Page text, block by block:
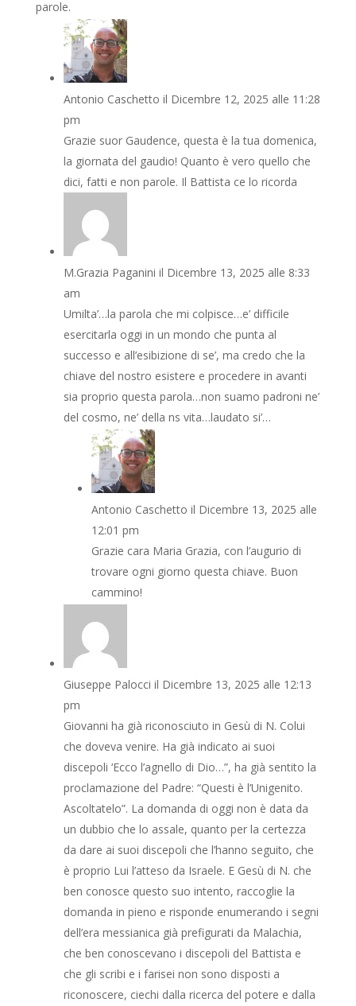
parole.
Antonio Caschetto il Dicembre 12, 2025 alle 11:28
pm
Grazie suor Gaudence, questa è la tua domenica,
la giornata del gaudio! Quanto è vero quello che
dici, fatti e non parole. Il Battista ce lo ricorda
M.Grazia Paganini il Dicembre 13, 2025 alle 8:33
am
Umilta’…la parola che mi colpisce…e’ difficile
esercitarla oggi in un mondo che punta al
successo e all’esibizione di se’, ma credo che la
chiave del nostro esistere e procedere in avanti
sia proprio questa parola…non suamo padroni ne’
del cosmo, ne’ della ns vita…laudato si’…
Antonio Caschetto il Dicembre 13, 2025 alle
12:01 pm
Grazie cara Maria Grazia, con l’augurio di
trovare ogni giorno questa chiave. Buon
cammino!
Giuseppe Palocci il Dicembre 13, 2025 alle 12:13
pm
Giovanni ha già riconosciuto in Gesù di N. Colui
che doveva venire. Ha già indicato ai suoi
discepoli ‘Ecco l’agnello di Dio…”, ha già sentito la
proclamazione del Padre: “Questi è l’Unigenito.
Ascoltatelo”. La domanda di oggi non è data da
un dubbio che lo assale, quanto per la certezza
da dare ai suoi discepoli che l’hanno seguito, che
è proprio Lui l’atteso da Israele. E Gesù di N. che
ben conosce questo suo intento, raccoglie la
domanda in pieno e risponde enumerando i segni
dell’era messianica già prefigurati da Malachia,
che ben conoscevano i discepoli del Battista e
che gli scribi e i farisei non sono disposti a
riconoscere, ciechi dalla ricerca del potere e dalla